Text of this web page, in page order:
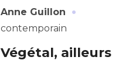
Anne Guillon ·
contemporain
Végétal, ailleurs